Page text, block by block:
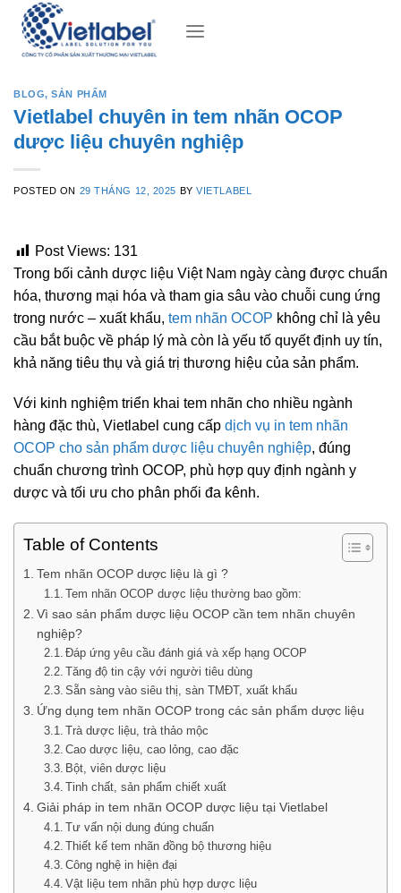
Skip
content
BLOG,SẢN PHẨM
Vietlabel chuyên in tem nhãn OCOP
dược liệu chuyên nghiệp
POSTED ON 29 THÁNG 12, 2025 BYVIETLABEL
Post Views: 131
Trong bối cảnh dược liệu Việt Nam ngày càng được chuẩn
hóa, thương mại hóa và tham gia sâu vào chuỗi cung ứng
trong nước – xuất khẩu, tem nhãn OCOP không chỉ là yêu
cầu bắt buộc về pháp lý mà còn là yếu tố quyết định uy tín,
khả năng tiêu thụ và giá trị thương hiệu của sản phẩm.
Với kinh nghiệm triển khai tem nhãn cho nhiều ngành
hàng đặc thù, Vietlabel cung cấp dịch vụ in tem nhãn
OCOP cho sản phẩm dược liệu chuyên nghiệp, đúng
chuẩn chương trình OCOP, phù hợp quy định ngành y
dược và tối ưu cho phân phối đa kênh.
Table of Contents
Tem nhãn OCOP dược liệu là gì ?
Tem nhãn OCOP dược liệu thường bao gồm:
Vì sao sản phẩm dược liệu OCOP cần tem nhãn chuyên
nghiệp?
Đáp ứng yêu cầu đánh giá và xếp hạng OCOP
Tăng độ tin cậy với người tiêu dùng
Sẵn sàng vào siêu thị, sàn TMĐT, xuất khẩu
Ứng dụng tem nhãn OCOP trong các sản phẩm dược liệu
Trà dược liệu, trà thảo mộc
Cao dược liệu, cao lỏng, cao đặc
Bột, viên dược liệu
Tinh chất, sản phẩm chiết xuất
Giải pháp in tem nhãn OCOP dược liệu tại Vietlabel
Tư vấn nội dung đúng chuẩn
Thiết kế tem nhãn đồng bộ thương hiệu
Công nghệ in hiện đại
Vật liệu tem nhãn phù hợp dược liệu